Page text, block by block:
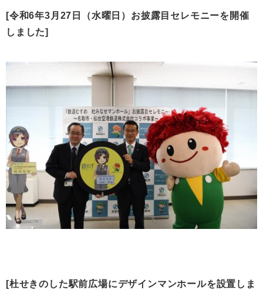
[令和6年3月27日（水曜日）お披露目セレモニーを開催
しました]
[杜せきのした駅前広場にデザインマンホールを設置しま